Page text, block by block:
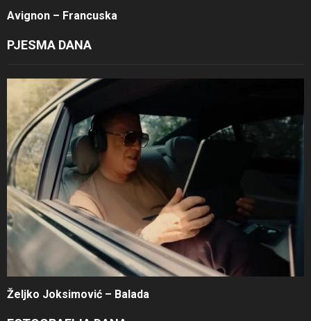
Avignon – Francuska
PJESMA DANA
Željko Joksimović – Balada